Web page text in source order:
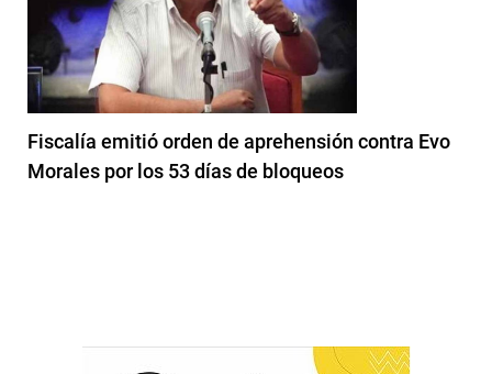
Fiscalía emitió orden de aprehensión contra Evo
Morales por los 53 días de bloqueos